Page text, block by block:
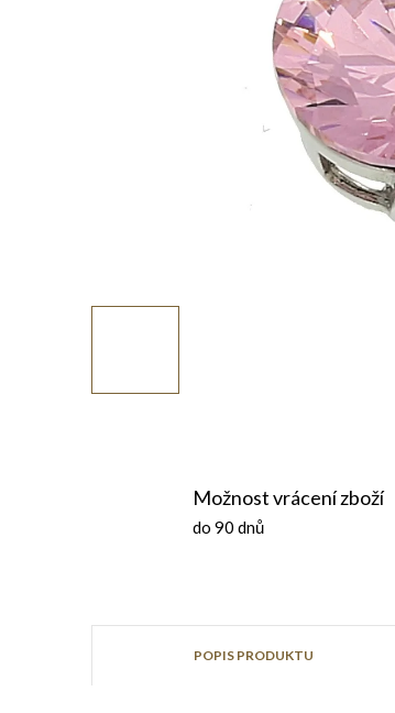
Možnost vrácení zboží
do 90 dnů
POPIS PRODUKTU